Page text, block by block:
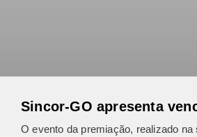
Sincor-GO apresenta
O evento da premiação, realizado